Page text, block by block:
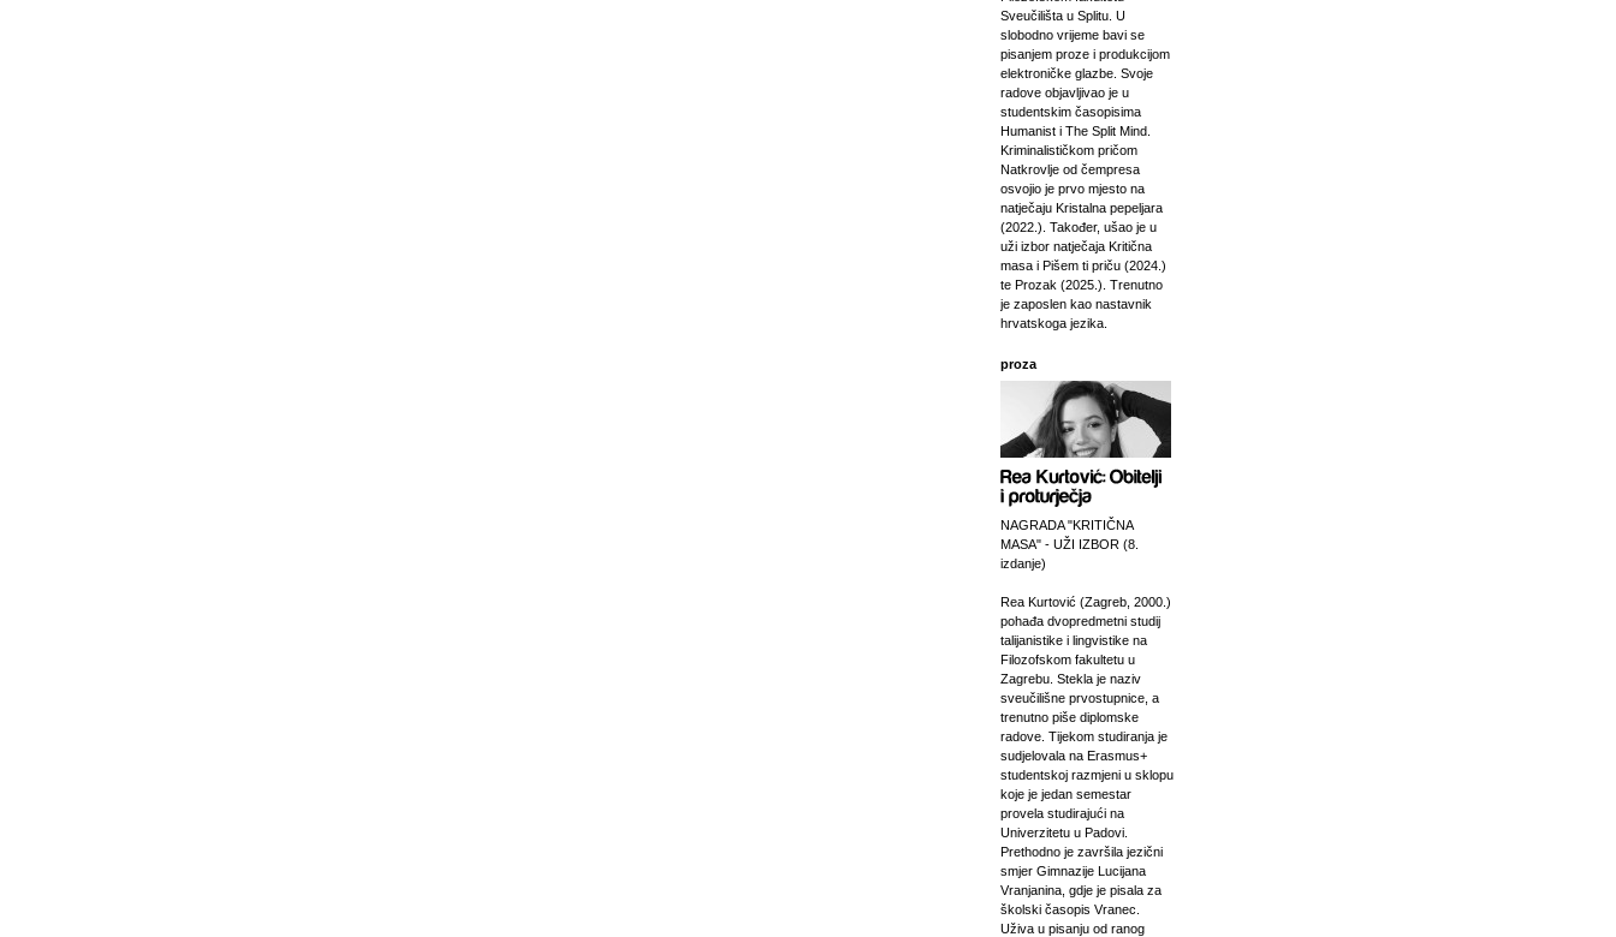
Sveučilišta u Splitu. U
slobodno vrijeme bavi se
pisanjem proze i produkcijom
elektroničke glazbe. Svoje
radove objavljivao je u
studentskim časopisima
Humanist i The Split Mind.
Kriminalističkom pričom
Natkrovlje od čempresa
osvojio je prvo mjesto na
natječaju Kristalna pepeljara
(2022.). Također, ušao je u
uži izbor natječaja Kritična
masa i Pišem ti priču (2024.)
te Prozak (2025.). Trenutno
je zaposlen kao nastavnik
hrvatskoga jezika.
proza
NAGRADA "KRITIČNA
MASA" - UŽI IZBOR (8.
izdanje)
Rea Kurtović (Zagreb, 2000.)
pohađa dvopredmetni studij
talijanistike i lingvistike na
Filozofskom fakultetu u
Zagrebu. Stekla je naziv
sveučilišne prvostupnice, a
trenutno piše diplomske
radove. Tijekom studiranja je
sudjelovala na Erasmus+
studentskoj razmjeni u sklopu
koje je jedan semestar
provela studirajući na
Univerzitetu u Padovi.
Prethodno je završila jezični
smjer Gimnazije Lucijana
Vranjanina, gdje je pisala za
školski časopis Vranec.
Uživa u pisanju od ranog